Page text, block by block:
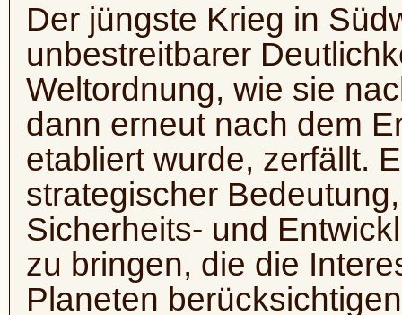
Der jüngste Krieg in
unbestreitbarer
Weltordnung, wie sie
dann erneut nach dem
etabliert wurde, zerfällt.
strategischer
Sicherheits- und
zu bringen, die die
Planeten